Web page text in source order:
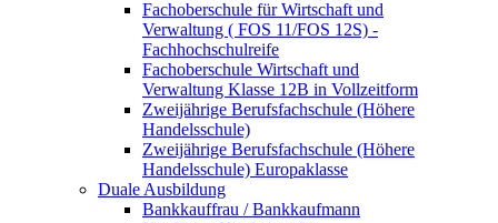
Fachoberschule für Wirtschaft und
Verwaltung ( FOS 11/FOS 12S) -
Fachhochschulreife
Fachoberschule Wirtschaft und
Verwaltung Klasse 12B in Vollzeitform
Zweijährige Berufsfachschule (Höhere
Handelsschule)
Zweijährige Berufsfachschule (Höhere
Handelsschule) Europaklasse
Duale Ausbildung
Bankkauffrau / Bankkaufmann